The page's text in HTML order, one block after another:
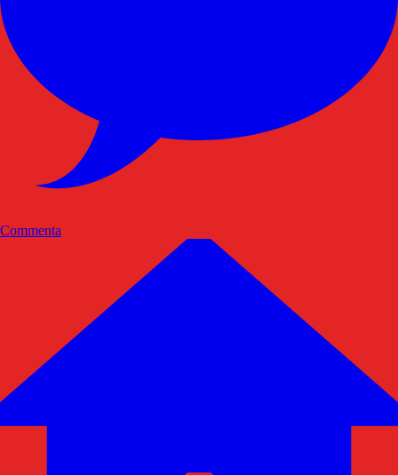
Commenta